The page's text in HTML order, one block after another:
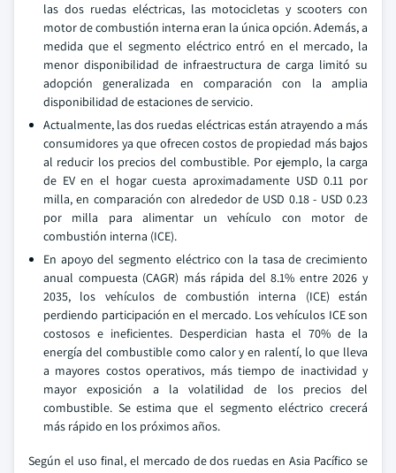
las dos ruedas eléctricas, las motocicletas y scooters con
motor de combustión interna eran la única opción. Además, a
medida que el segmento eléctrico entró en el mercado, la
menor disponibilidad de infraestructura de carga limitó su
adopción generalizada en comparación con la amplia
disponibilidad de estaciones de servicio.
Actualmente, las dos ruedas eléctricas están atrayendo a más
consumidores ya que ofrecen costos de propiedad más bajos
al reducir los precios del combustible. Por ejemplo, la carga
de EV en el hogar cuesta aproximadamente USD 0.11 por
milla, en comparación con alrededor de USD 0.18 - USD 0.23
por milla para alimentar un vehículo con motor de
combustión interna (ICE).
En apoyo del segmento eléctrico con la tasa de crecimiento
anual compuesta (CAGR) más rápida del 8.1% entre 2026 y
2035, los vehículos de combustión interna (ICE) están
perdiendo participación en el mercado. Los vehículos ICE son
costosos e ineficientes. Desperdician hasta el 70% de la
energía del combustible como calor y en ralentí, lo que lleva
a mayores costos operativos, más tiempo de inactividad y
mayor exposición a la volatilidad de los precios del
combustible. Se estima que el segmento eléctrico crecerá
más rápido en los próximos años.
Según el uso final, el mercado de dos ruedas en Asia Pacífico se